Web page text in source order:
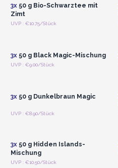
3x50 g Bio-Schwarztee mit
Zimt
UVP : €10.75/StückAnmelden oder
3x50 g Black Magic-Mischung
UVP : €9.00/StückAnmelden oder
3x50 g Dunkelbraun Magic
UVP : €8.90/StückAnmelden oder
3x50 g Hidden Islands-
Mischung
UVP : €10.50/StückAnmelden oder